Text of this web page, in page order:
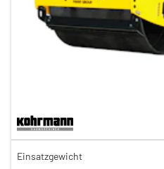
280,00 €
234,00 €
Einsatzgewicht